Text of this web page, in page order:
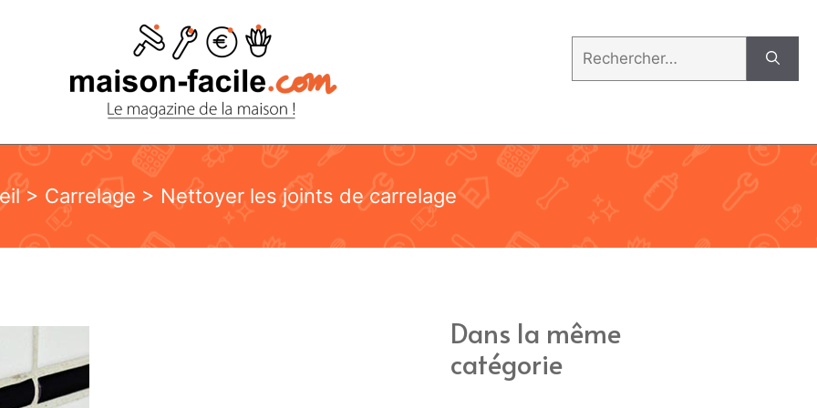
> Carrelage > Nettoyer les joints de carrelage
Dans la même
catégorie